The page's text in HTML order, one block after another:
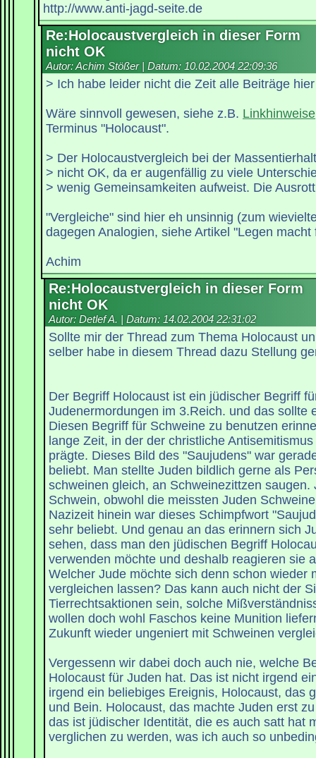
http://www.anti-jagd-seite.de
Re:Holocaustvergleich in dieser Form
nicht OK
Autor: Achim Stößer | Datum: 10.02.2004 22:09:36
> Ich habe leider nicht die Zeit alle Beiträge
Wäre sinnvoll gewesen, siehe z.B. Linkhinweise
Terminus "Holocaust".
> Der Holocaustvergleich bei der
> nicht OK, da er augenfällig zu viele
> wenig Gemeinsamkeiten aufweist. Die
"Vergleiche" sind hier eh unsinnig (zum
dagegen Analogien, siehe Artikel "Legen macht
Achim
Re:Holocaustvergleich in dieser Form
nicht OK
Autor: Detlef A. | Datum: 14.02.2004 22:31:02
Sollte mir der Thread zum Thema Holocaust
selber habe in diesem Thread dazu Stellung
Der Begriff Holocaust ist ein jüdischer Begriff
Judenermordungen im 3.Reich. und das sollte
Diesen Begriff für Schweine zu benutzen
lange Zeit, in der der christliche
prägte. Dieses Bild des "Saujudens" war
beliebt. Man stellte Juden bildlich gerne als
schweinen gleich, an Schweinezittzen saugen.
Schwein, obwohl die meissten Juden
Nazizeit hinein war dieses Schimpfwort
sehr beliebt. Und genau an das erinnern sich
sehen, dass man den jüdischen Begriff
verwenden möchte und deshalb reagieren sie
Welcher Jude möchte sich denn schon wieder
vergleichen lassen? Das kann auch nicht der
Tierrechtsaktionen sein, solche
wollen doch wohl Faschos keine Munition
Zukunft wieder ungeniert mit Schweinen
Vergessenn wir dabei doch auch nie, welche
Holocaust für Juden hat. Das ist nicht irgend
irgend ein beliebiges Ereignis, Holocaust, das
und Bein. Holocaust, das machte Juden erst
das ist jüdischer Identität, die es auch satt hat
verglichen zu werden, was ich auch so